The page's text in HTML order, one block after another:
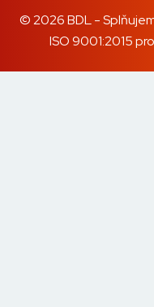
© 2026 BDL -
ISO 9001:2015